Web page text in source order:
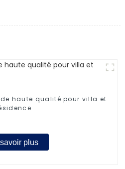
haute qualité pour villa et
plus